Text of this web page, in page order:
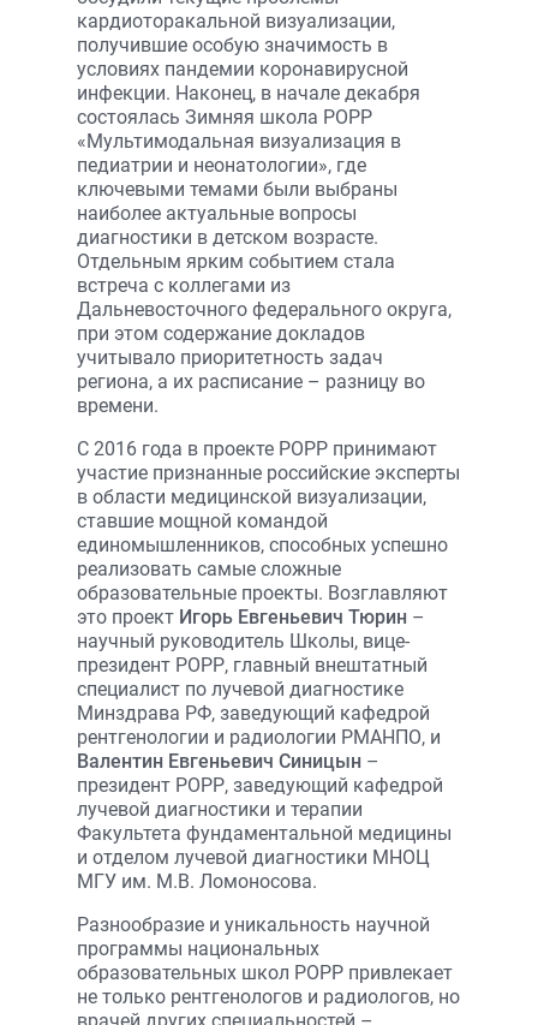
кардиоторакальной визуализации,
получившие особую значимость в
условиях пандемии коронавирусной
инфекции. Наконец, в начале декабря
состоялась Зимняя школа РОРР
«Мультимодальная визуализация в
педиатрии и неонатологии», где
ключевыми темами были выбраны
наиболее актуальные вопросы
диагностики в детском возрасте.
Отдельным ярким событием стала
встреча с коллегами из
Дальневосточного федерального округа,
при этом содержание докладов
учитывало приоритетность задач
региона, а их расписание – разницу во
времени.
С 2016 года в проекте РОРР принимают
участие признанные российские эксперты
в области медицинской визуализации,
ставшие мощной командой
единомышленников, способных успешно
реализовать самые сложные
образовательные проекты. Возглавляют
это проект Игорь Евгеньевич Тюрин –
научный руководитель Школы, вице-
президент РОРР, главный внештатный
специалист по лучевой диагностике
Минздрава РФ, заведующий кафедрой
рентгенологии и радиологии РМАНПО, и
Валентин Евгеньевич Синицын –
президент РОРР, заведующий кафедрой
лучевой диагностики и терапии
Факультета фундаментальной медицины
и отделом лучевой диагностики МНОЦ
МГУ им. М.В. Ломоносова.
Разнообразие и уникальность научной
программы национальных
образовательных школ РОРР привлекает
не только рентгенологов и радиологов, но